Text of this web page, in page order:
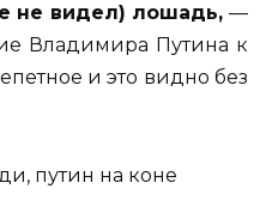
не видел) лошадь, —
Владимира Путина к
и это видно без